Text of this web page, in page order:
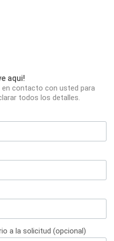
aqui!
contacto con usted para
todos los detalles.
a la solicitud (opcional)